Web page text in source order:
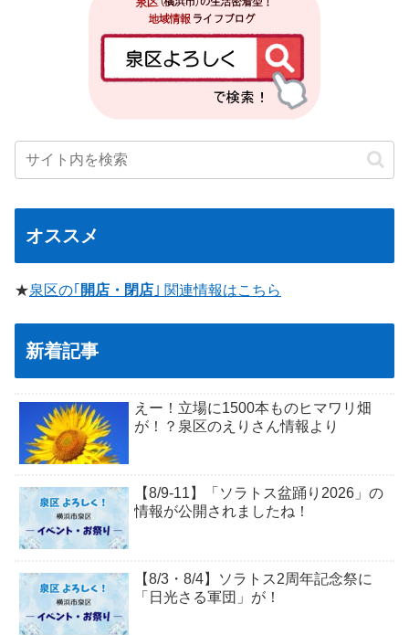
オススメ
★泉区の｢ 開店・閉店 ｣ 関連情報はこちら
新着記事
えー！立場に1500本ものヒマワリ畑
が！？泉区のえりさん情報より
【8/9-11】「ソラトス盆踊り2026」の
情報が公開されましたね！
【8/3・8/4】ソラトス2周年記念祭に
「日光さる軍団」が！